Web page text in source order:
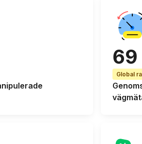
69
Global